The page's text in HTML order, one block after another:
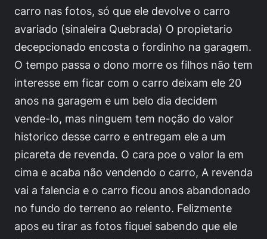
carro nas fotos, só que ele devolve o carro
avariado (sinaleira Quebrada) O propietario
decepcionado encosta o fordinho na garagem.
O tempo passa o dono morre os filhos não tem
interesse em ficar com o carro deixam ele 20
anos na garagem e um belo dia decidem
vende-lo, mas ninguem tem noção do valor
historico desse carro e entregam ele a um
picareta de revenda. O cara poe o valor la em
cima e acaba não vendendo o carro, A revenda
vai a falencia e o carro ficou anos abandonado
no fundo do terreno ao relento. Felizmente
apos eu tirar as fotos fiquei sabendo que ele